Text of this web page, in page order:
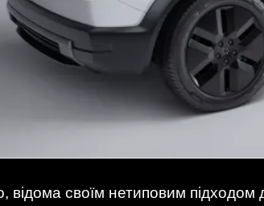
відома своїм нетиповим підходом